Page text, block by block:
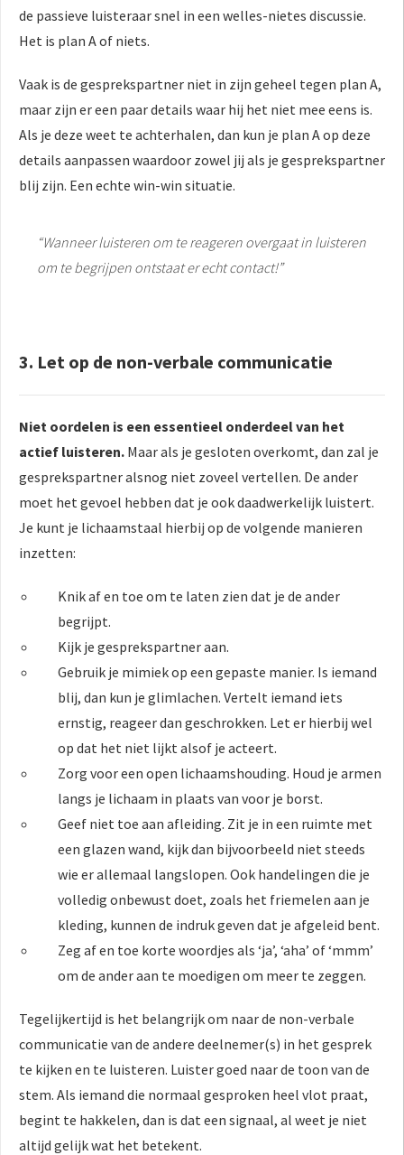
de passieve luisteraar snel in een welles-nietes discussie.
Het is plan A of niets.
Vaak is de gesprekspartner niet in zijn geheel tegen plan A,
maar zijn er een paar details waar hij het niet mee eens is.
Als je deze weet te achterhalen, dan kun je plan A op deze
details aanpassen waardoor zowel jij als je gesprekspartner
blij zijn. Een echte win-win situatie.
“Wanneer luisteren om te reageren overgaat in luisteren
om te begrijpen ontstaat er echt contact!”
3. Let op de non-verbale communicatie
Niet oordelen is een essentieel onderdeel van het
actief luisteren. Maar als je gesloten overkomt, dan zal je
gesprekspartner alsnog niet zoveel vertellen. De ander
moet het gevoel hebben dat je ook daadwerkelijk luistert.
Je kunt je lichaamstaal hierbij op de volgende manieren
inzetten:
Knik af en toe om te laten zien dat je de ander
begrijpt.
Kijk je gesprekspartner aan.
Gebruik je mimiek op een gepaste manier. Is iemand
blij, dan kun je glimlachen. Vertelt iemand iets
ernstig, reageer dan geschrokken. Let er hierbij wel
op dat het niet lijkt alsof je acteert.
Zorg voor een open lichaamshouding. Houd je armen
langs je lichaam in plaats van voor je borst.
Geef niet toe aan afleiding. Zit je in een ruimte met
een glazen wand, kijk dan bijvoorbeeld niet steeds
wie er allemaal langslopen. Ook handelingen die je
volledig onbewust doet, zoals het friemelen aan je
kleding, kunnen de indruk geven dat je afgeleid bent.
Zeg af en toe korte woordjes als ‘ja’, ‘aha’ of ‘mmm’
om de ander aan te moedigen om meer te zeggen.
Tegelijkertijd is het belangrijk om naar de non-verbale
communicatie van de andere deelnemer(s) in het gesprek
te kijken en te luisteren. Luister goed naar de toon van de
stem. Als iemand die normaal gesproken heel vlot praat,
begint te hakkelen, dan is dat een signaal, al weet je niet
altijd gelijk wat het betekent.